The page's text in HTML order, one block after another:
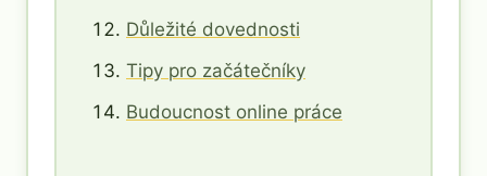
Důležité dovednosti
Tipy pro začátečníky
Budoucnost online práce